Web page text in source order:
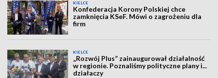
KIELCE
Konfederacja Korony Polskiej chce
zamknięcia KSeF. Mówi o zagrożeniu dla
firm
KIELCE
„Rozwój Plus” zainaugurował działalność
w regionie. Poznaliśmy polityczne plany i...
działaczy